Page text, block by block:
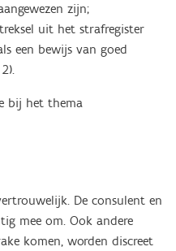
zijn;
uit het strafregister
een bewijs van goed
bij het thema
De consulent en
mee om. Ook andere
komen, worden discreet